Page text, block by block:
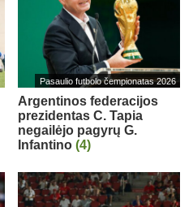
Pasaulio futbolo čempionatas 2026
Argentinos federacijos
prezidentas C. Tapia
negailėjo pagyrų G.
Infantino (4)